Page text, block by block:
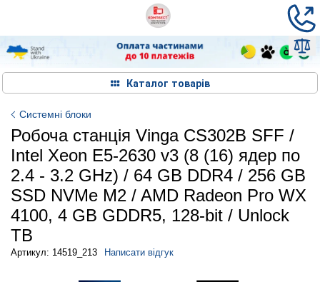
Каталог товарів
Системні блоки
Робоча станція Vinga CS302B SFF /
Intel Xeon E5-2630 v3 (8 (16) ядер по
2.4 - 3.2 GHz) / 64 GB DDR4 / 256 GB
SSD NVMe M2 / AMD Radeon Pro WX
4100, 4 GB GDDR5, 128-bit / Unlock
TB
Артикул: 14519_213 Написати відгук